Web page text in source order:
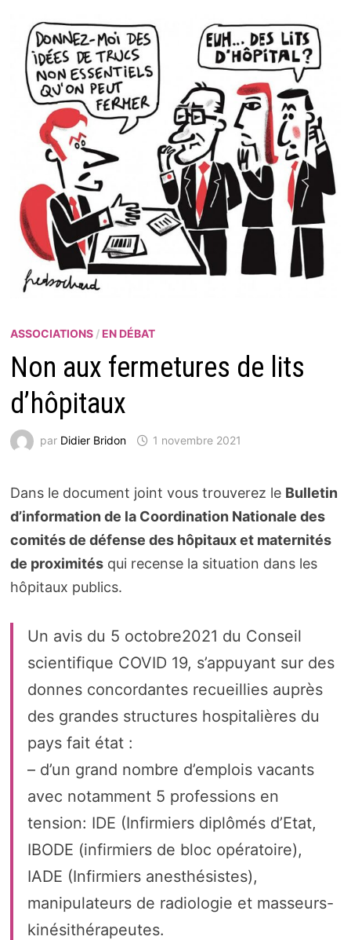
ASSOCIATIONS/ EN DÉBAT
Non aux fermetures de lits
d’hôpitaux
par Didier Bridon 1 novembre 2021
Dans le document joint vous trouverez le Bulletin
d’information de la Coordination Nationale des
comités de défense des hôpitaux et maternités
de proximitésqui recense la situation dans les
hôpitaux publics.
Un avis du 5 octobre2021 du Conseil
scientifique COVID 19, s’appuyant sur des
donnes concordantes recueillies auprès
des grandes structures hospitalières du
pays fait état :
– d’un grand nombre d’emplois vacants
avec notamment 5 professions en
tension: IDE (Infirmiers diplômés d’Etat,
IBODE (infirmiers de bloc opératoire),
IADE (Infirmiers anesthésistes),
manipulateurs de radiologie et masseurs-
kinésithérapeutes.